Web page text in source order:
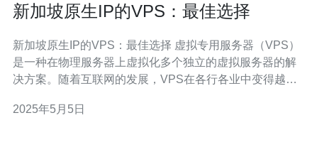
新加坡原生IP的VPS：最佳选择
新加坡原生IP的VPS：最佳选择 虚拟专用服务器（VPS）
是一种在物理服务器上虚拟化多个独立的虚拟服务器的解
决方案。随着互联网的发展，VPS在各行各业中变得越来
要，特别是对于那些希望扩展其在线业务到新加坡的用户
2025年5月5日